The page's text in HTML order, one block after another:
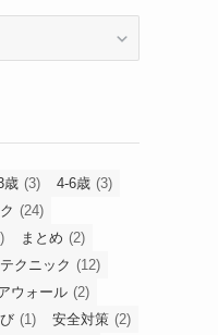
歳 (3) 4-6歳 (3)
(24)
まとめ (2)
テクニック (12)
ウォール (2)
(1) 安全対策 (2)